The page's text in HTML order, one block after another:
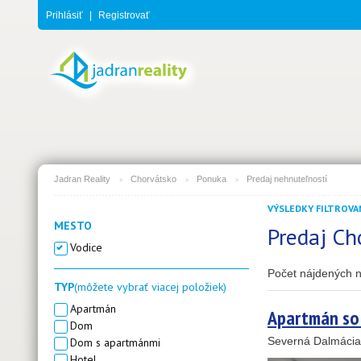
4
Prihlásiť | Registrovať
Jadran Reality Chorvátsko Ponuka Predaj nehnuteľností
MESTO
Vodice
TYP(môžete vybrať viacej položiek)
Apartmán
Dom
Dom s apartmánmi
VÝSLEDKY
Predaj
Počet nájdených
Apartmán
Severná